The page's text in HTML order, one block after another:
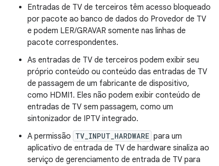
Entradas de TV de terceiros têm acesso bloqueado
por pacote ao banco de dados do Provedor de TV
e podem LER/GRAVAR somente nas linhas de
pacote correspondentes.
As entradas de TV de terceiros podem exibir seu
próprio conteúdo ou conteúdo das entradas de TV
de passagem de um fabricante de dispositivo,
como HDMI1. Eles não podem exibir conteúdo de
entradas de TV sem passagem, como um
sintonizador de IPTV integrado.
A permissão TV_INPUT_HARDWARE para um
aplicativo de entrada de TV de hardware sinaliza ao
serviço de gerenciamento de entrada de TV para